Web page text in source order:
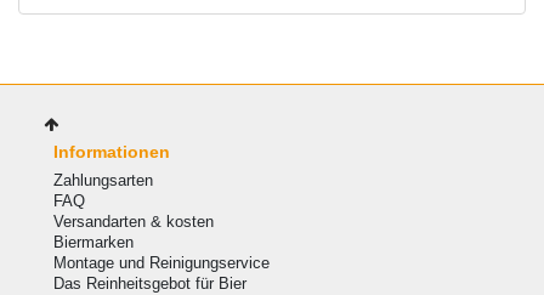
Informationen
Zahlungsarten
FAQ
Versandarten & kosten
Biermarken
Montage und Reinigungservice
Das Reinheitsgebot für Bier